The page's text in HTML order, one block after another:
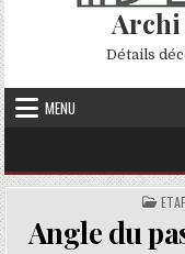
Archi
Détails
MENU
Angle du